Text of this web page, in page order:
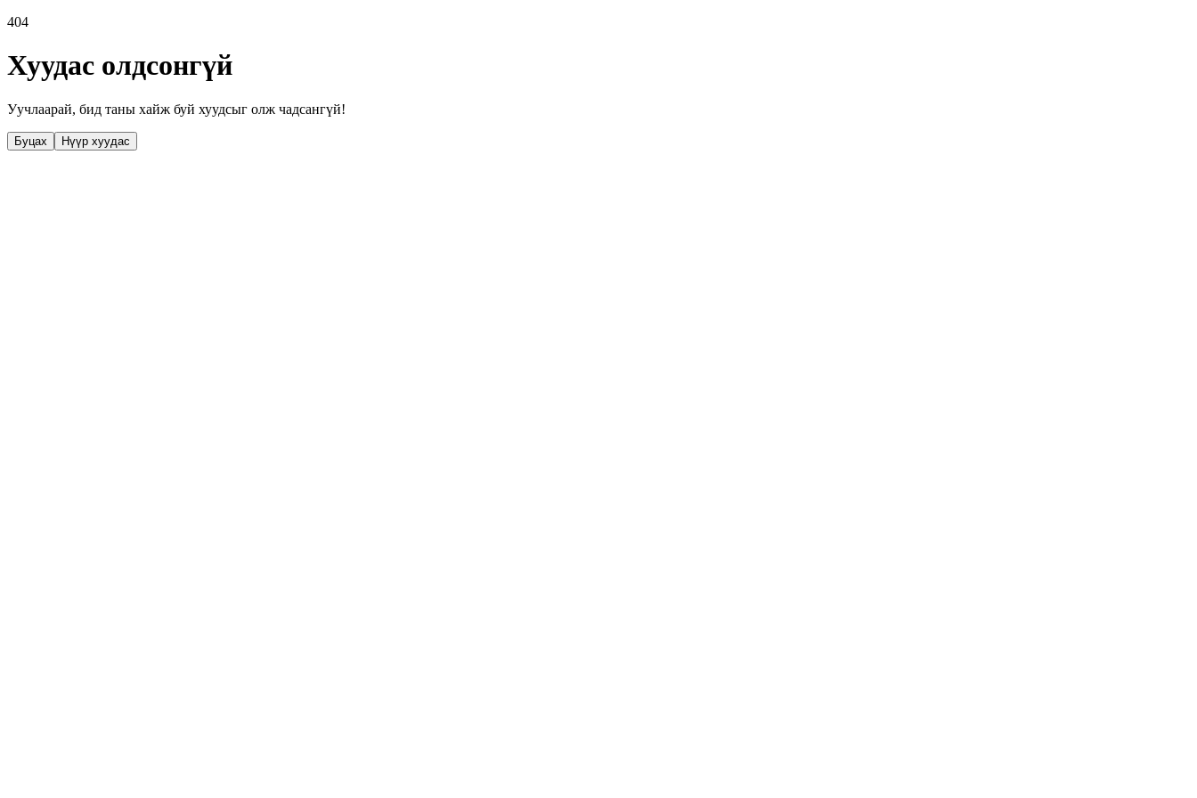
404
Хуудас олдсонгүй
Уучлаарай, бид таны хайж буй хуудсыг олж чадсангүй!
Буцах Нүүр хуудас